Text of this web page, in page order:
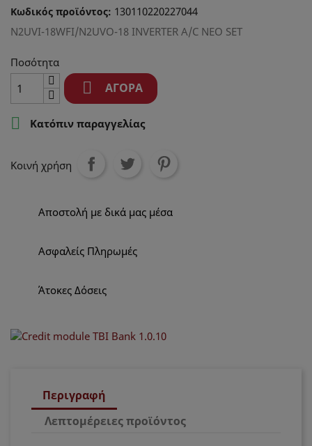
Κωδικός προϊόντος: 130110220227044
N2UVI-18WFI/N2UVO-18 INVERTER A/C NEO SET
Ποσότητα
 ΑΓΟΡΆ
 Κατόπιν παραγγελίας
Κοινή χρήση
Αποστολή με δικά μας μέσα
Ασφαλείς Πληρωμές
Άτοκες Δόσεις
Περιγραφή
Λεπτομέρειες προϊόντος